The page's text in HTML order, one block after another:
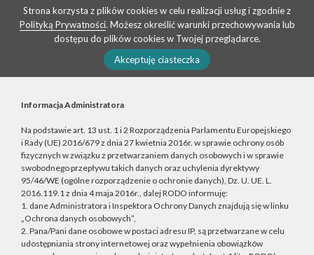
Strona korzysta z plików cookies w celu realizacji usług i zgodnie z
Polityką Prywatności. Możesz określić warunki przechowywania lub
dostępu do plików cookies w Twojej przeglądarce.
Akceptuję ciasteczka
Informacja Administratora
Na podstawie art. 13 ust. 1 i 2 Rozporządzenia Parlamentu Europejskiego
i Rady (UE) 2016/679 z dnia 27 kwietnia 2016r. w sprawie ochrony osób
fizycznych w związku z przetwarzaniem danych osobowych i w sprawie
swobodnego przepływu takich danych oraz uchylenia dyrektywy
95/46/WE (ogólne rozporządzenie o ochronie danych), Dz. U. UE. L.
2016.119.1 z dnia 4 maja 2016r., dalej RODO informuję:
1. dane Administratora i Inspektora Ochrony Danych znajdują się w linku
„Ochrona danych osobowych”,
2. Pana/Pani dane osobowe w postaci adresu IP, są przetwarzane w celu
udostępniania strony internetowej oraz wypełnienia obowiązków